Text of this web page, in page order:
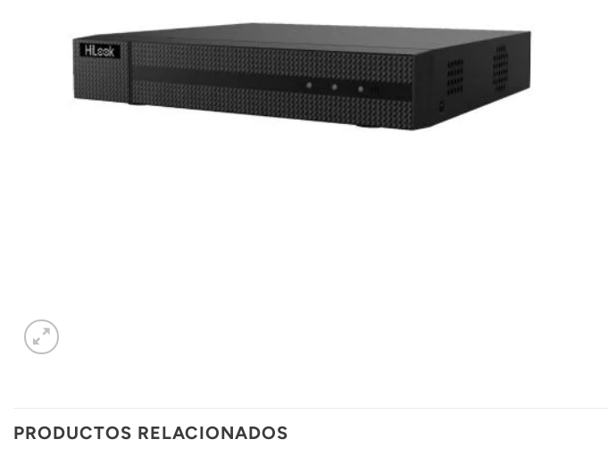
PRODUCTOS RELACIONADOS